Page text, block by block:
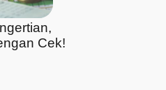
Cek!